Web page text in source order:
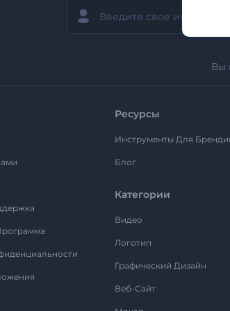
Вы
Ресурсы
Инструменты Для
Блог
Категории
Видео
Логотип
Графический Дизайн
Веб-Сайт